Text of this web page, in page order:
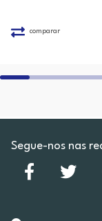
comparar
Segue-nos nas